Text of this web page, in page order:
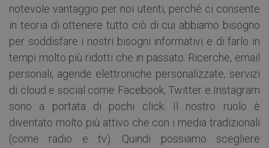
notevole vantaggio per noi utenti, perché ci consente
in teoria di ottenere tutto ciò di cui abbiamo bisogno
per soddisfare i nostri bisogni informativi e di farlo in
tempi molto più ridotti che in passato. Ricerche, email
personali, agende elettroniche personalizzate, servizi
di cloud e social come Facebook, Twitter e Instagram
sono a portata di pochi click. Il nostro ruolo è
diventato molto più attivo che con i media tradizionali
(come radio e tv). Quindi possiamo scegliere